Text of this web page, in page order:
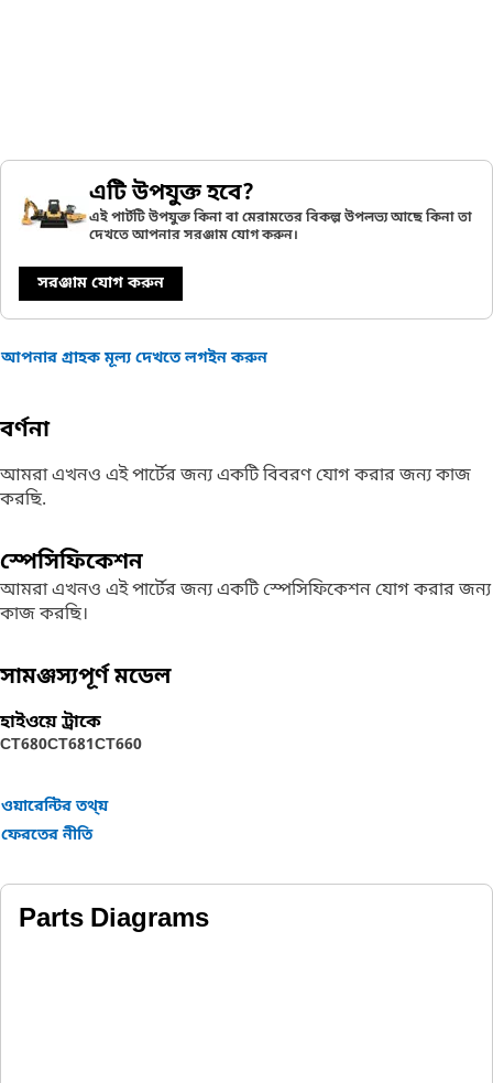
এটি উপযুক্ত হবে?
এই পার্টটি উপযুক্ত কিনা বা মেরামতের বিকল্প উপলভ্য আছে কিনা তা
দেখতে আপনার সরঞ্জাম যোগ করুন।
সরঞ্জাম যোগ করুন
আপনার গ্রাহক মূল্য দেখতে লগইন করুন
বর্ণনা
আমরা এখনও এই পার্টের জন্য একটি বিবরণ যোগ করার জন্য কাজ
করছি.
স্পেসিফিকেশন
আমরা এখনও এই পার্টের জন্য একটি স্পেসিফিকেশন যোগ করার জন্য
কাজ করছি।
সামঞ্জস্যপূর্ণ মডেল
হাইওয়ে ট্রাকে
CT680CT681CT660
ওয়ারেন্টির তথ্য়
ফেরতের নীতি
Parts Diagrams